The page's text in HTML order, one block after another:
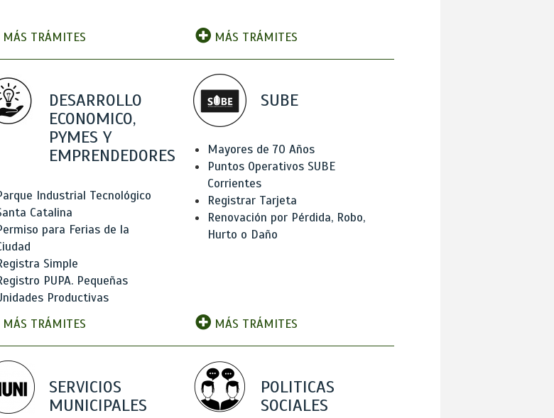
TRÁMITES MÁS TRÁMITES
DESARROLLO
ECONOMICO,
PYMES Y
EMPRENDEDORES
Industrial Tecnológico
Catalina
para Ferias de la
Simple
PUPA. Pequeñas
Productivas
TRÁMITES
SUBE
Mayores de 70 Años
Puntos Operativos SUBE
Corrientes
Registrar Tarjeta
Renovación por Pérdida, Robo,
Hurto o Daño
MÁS TRÁMITES
SERVICIOS
MUNICIPALES
POLITICAS
SOCIALES